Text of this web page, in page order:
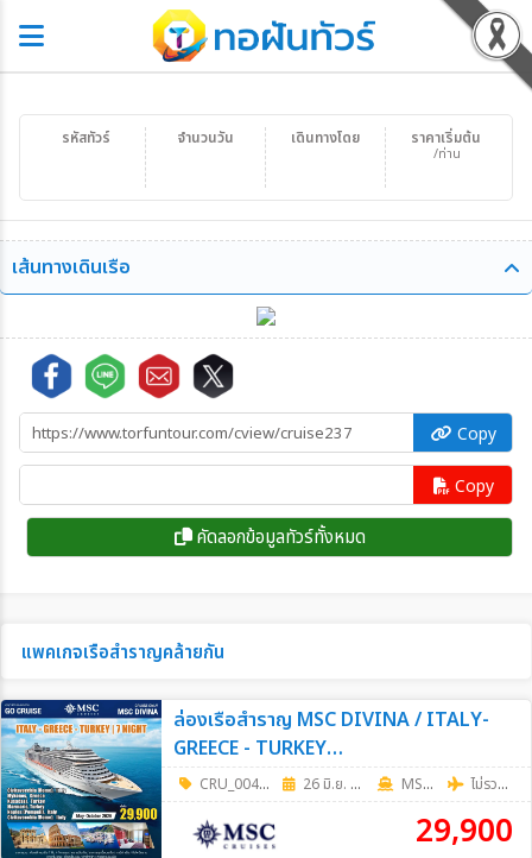
รหัสทัวร์ จำนวนวัน ราคาเริ่มต้น
/ท่าน
เดินทางโดย
เส้นทางเดินเรือ
Copy
Copy
คัดลอกข้อมูลทัวร์ทั้งหมด
แพคเกจเรือสำราญคล้ายกัน
ล่องเรือสำราญ MSC DIVINA / ITALY-
GREECE - TURKEY
(CIVITAVECCHIA(ROME)-MYKONOS-
KUSADASI-MARMARIS,-NAPLES-
CRU_0048 8วัน 7คืน
26 มิ.ย. 69 - 23 ต.ค. 69 MSC Cruises ไม่รวมตั๋วเครื่องบิน
29,900